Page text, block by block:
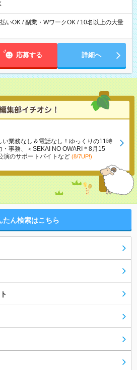
いOK / 副業・WワークOK / 10名以上の大量
応募する 詳細へ
い業務なし＆電話なし！ゆっくりの11時
・事務、＜SEKAI NO OWARI＊8月15
演のサポートバイトなど (8/7UP!)
たん検索はこちら